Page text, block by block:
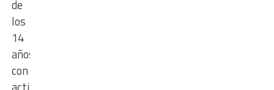
de
los
14
años,
con